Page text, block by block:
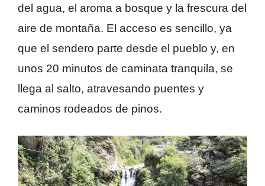
del agua, el aroma a bosque y la frescura del
aire de montaña. El acceso es sencillo, ya
que el sendero parte desde el pueblo y, en
unos 20 minutos de caminata tranquila, se
llega al salto, atravesando puentes y
caminos rodeados de pinos.